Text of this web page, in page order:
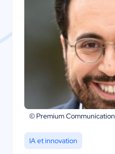
© Premium Communication
IA et innovation